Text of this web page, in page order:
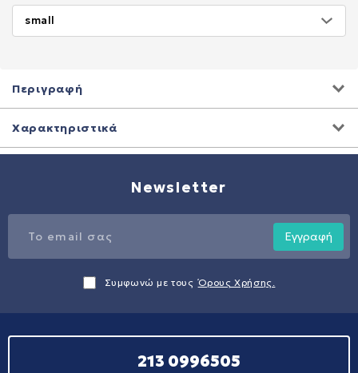
Περιγραφή
Χαρακτηριστικά
Newsletter
Εγγραφή
Συμφωνώ με τους Όρους Χρήσης.
213 0996505